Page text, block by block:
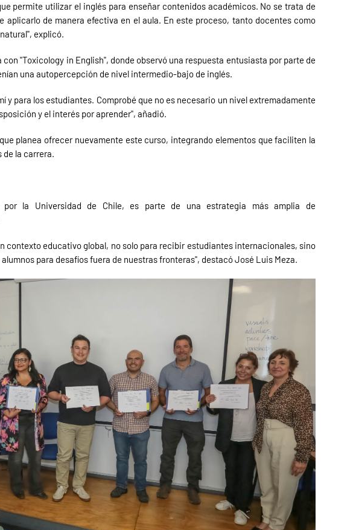
permite utilizar el inglés para enseñar contenidos académicos. No se trata de
aplicarlo de manera efectiva en el aula. En este proceso, tanto docentes como
explicó.
"Toxicology in English", donde observó una respuesta entusiasta por parte de
una autopercepción de nivel intermedio-bajo de inglés.
y para los estudiantes. Comprobé que no es necesario un nivel extremadamente
y el interés por aprender", añadió.
planea ofrecer nuevamente este curso, integrando elementos que faciliten la
la carrera.
la Universidad de Chile, es parte de una estrategia más amplia de
contexto educativo global, no solo para recibir estudiantes internacionales, sino
para desafíos fuera de nuestras fronteras", destacó José Luis Meza.